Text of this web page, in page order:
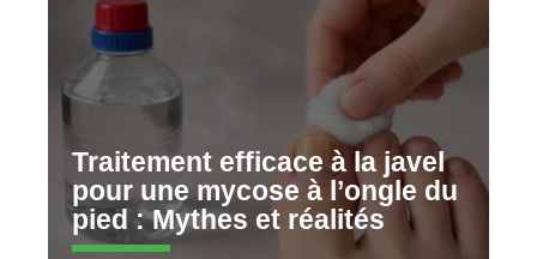
Traitement efficace à la javel
pour une mycose à l’ongle du
pied : Mythes et réalités